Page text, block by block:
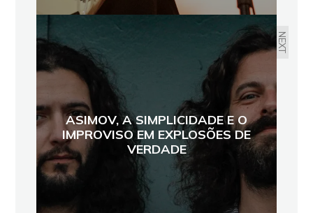
NEXT
ASIMOV, A SIMPLICIDADE E O
IMPROVISO EM EXPLOSÕES DE
VERDADE